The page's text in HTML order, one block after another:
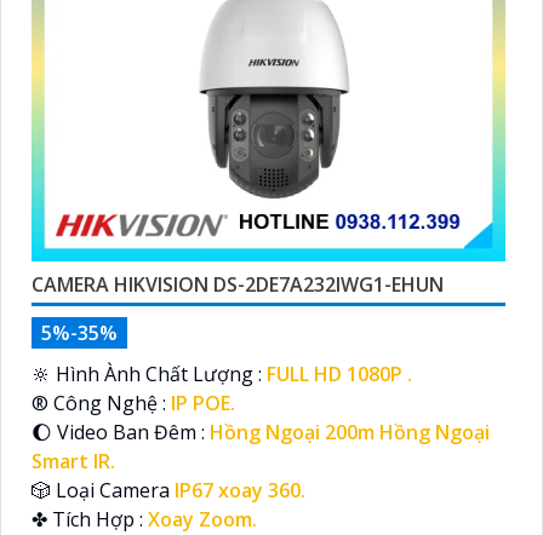
CAMERA HIKVISION DS-2DE7A232IWG1-EHUN
5%-35%
🔆 Hình Ành Chất Lượng : FULL HD 1080P .
®️ Công Nghệ : IP POE.
🌔 Video Ban Đêm : Hồng Ngoại 200m Hồng Ngoại
Smart IR.
🎲 Loại Camera IP67 xoay 360.
️✤ Tích Hợp : Xoay Zoom.